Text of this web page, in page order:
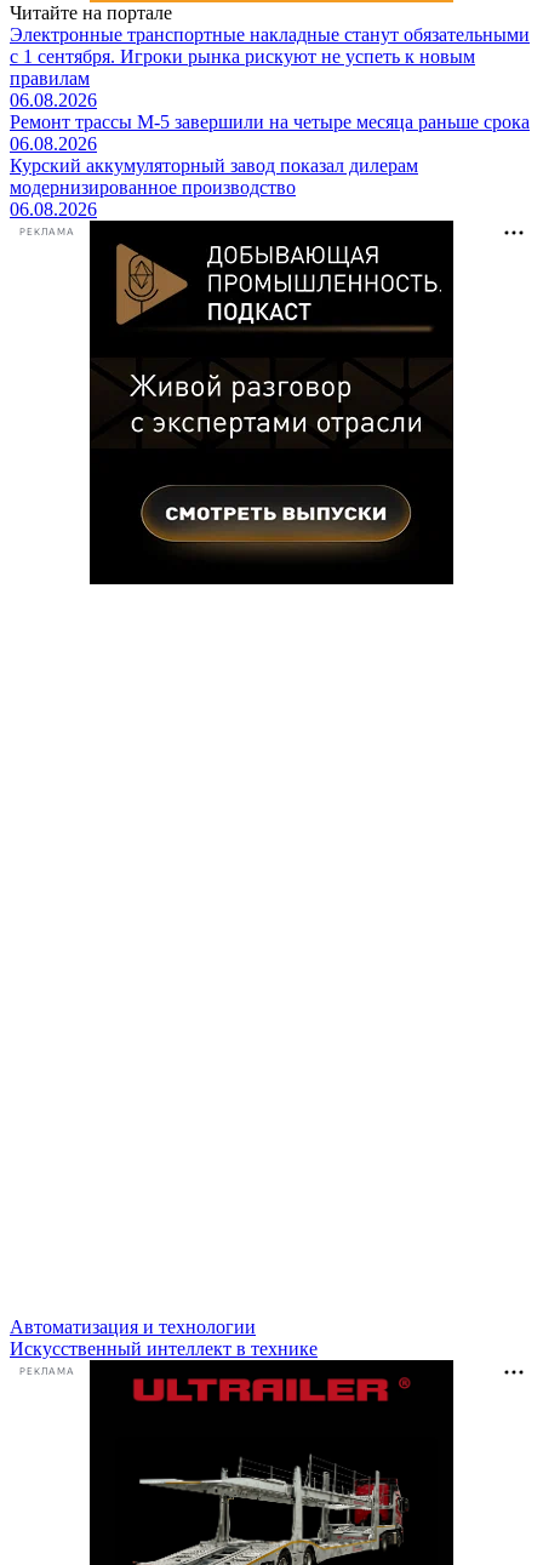
Читайте на портале
Электронные транспортные накладные станут обязательными
с 1 сентября. Игроки рынка рискуют не успеть к новым
правилам
06.08.2026
Ремонт трассы М-5 завершили на четыре месяца раньше срока
06.08.2026
Курский аккумуляторный завод показал дилерам
модернизированное производство
06.08.2026
РЕКЛАМА
Автоматизация и технологии
Искусственный интеллект в технике
РЕКЛАМА